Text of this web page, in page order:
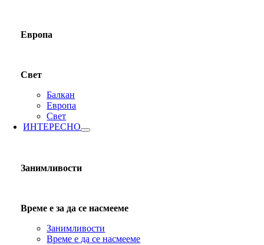
Европа
Свет
Балкан
Европа
Свет
ИНТЕРЕСНО
Занимливости
Време е за да се насмееме
Занимливости
Време е да се насмееме